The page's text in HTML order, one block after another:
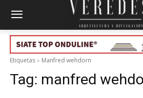
Etiquetas Manfred wehdorn
Tag: manfred